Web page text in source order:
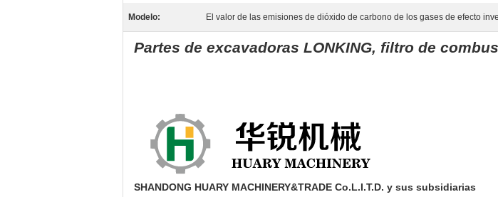
Modelo: El valor de las emisiones de dióxido de carbono de los gases de efecto
Partes de excavadoras LONKING, filtro de
SHANDONG HUARY MACHINERY&TRADE Co.L.I.T.D. y sus subsidiarias